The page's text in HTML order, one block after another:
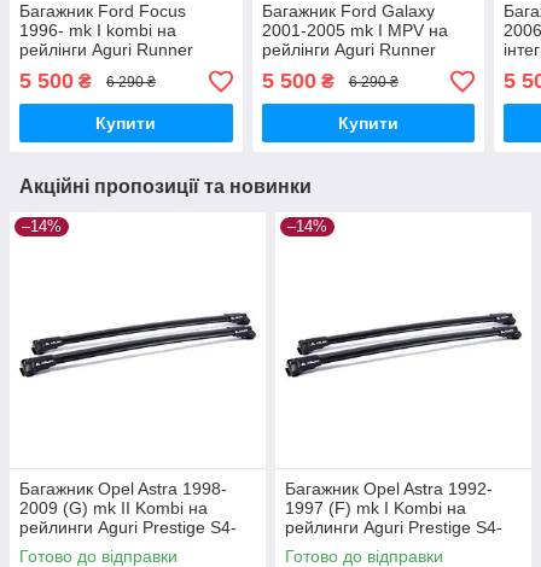
Багажник Ford Focus
1996- mk I kombi на
рейлінги Aguri Runner
5 500 ₴ 6 290 ₴
Купити
Багажник Ford Galaxy
2001-2005 mk I MPV на
рейлінги Aguri Runner
5 500₴ 6 290 ₴
Купити
5
Акційні пропозиції та новинки
–14%
Багажник Opel Astra 1998-
2009 (G) mk II Kombi на
рейлинги Aguri Prestige S4-
1499B
Готово до відправки
–14%
Багажник Opel Astra 1992-
1997 (F) mk I Kombi на
рейлинги Aguri Prestige S4-
1500B
Готово до відправки